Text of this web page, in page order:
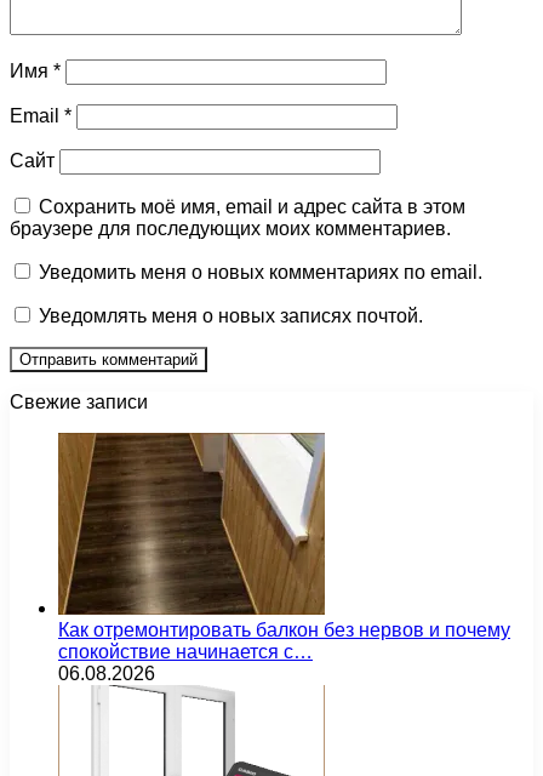
Имя *
Email *
Сайт
Сохранить моё имя, email и адрес сайта в этом
браузере для последующих моих комментариев.
Уведомить меня о новых комментариях по email.
Уведомлять меня о новых записях почтой.
Свежие записи
Как отремонтировать балкон без нервов и почему
спокойствие начинается с…
06.08.2026